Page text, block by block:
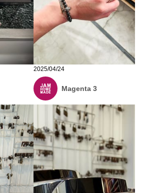
2025/04/24
Magenta 3